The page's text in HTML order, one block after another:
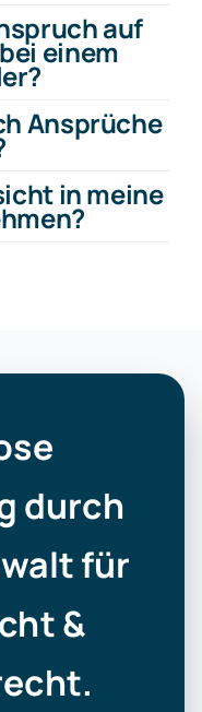
auf
einem
Ansprüche
in meine
durch
für
&